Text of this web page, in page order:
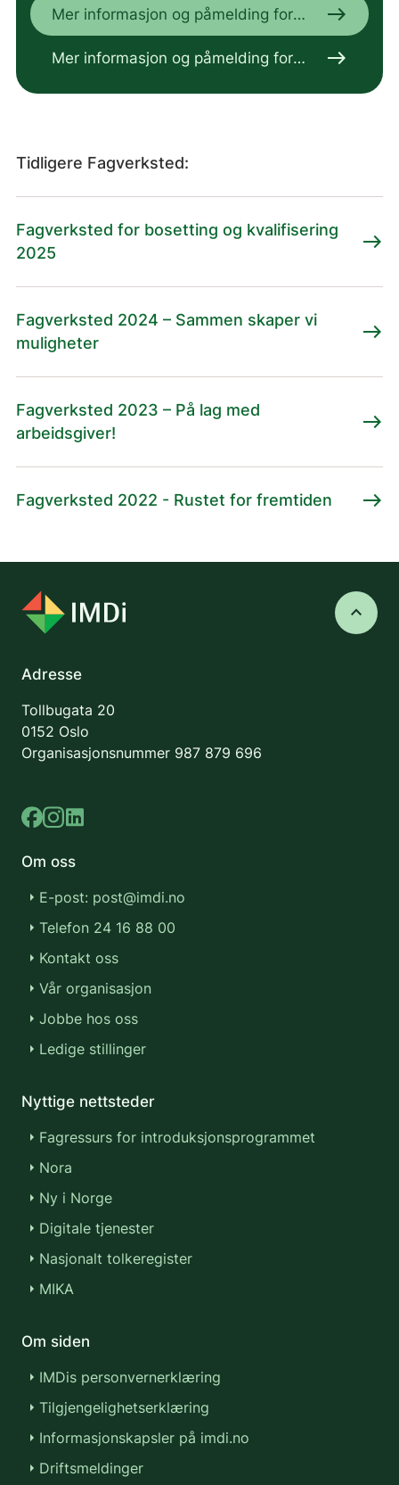
Mer informasjon og påmelding for
3.-4. september
east
Mer informasjon og påmelding for
east
Tidligere Fagverksted:
Fagverksted for bosetting og kvalifisering
2025
east
Fagverksted 2024 – Sammen skaper vi
muligheter
east
Fagverksted 2023 – På lag med
arbeidsgiver!
east
Fagverksted 2022 - Rustet for fremtiden east
keyboard_arrow_up
Adresse
Tollbugata 20
0152 Oslo
Organisasjonsnummer 987 879 696
Om oss
E-post: post@imdi.no
Telefon 24 16 88 00
Kontakt oss
Vår organisasjon
Jobbe hos oss
Ledige stillinger
Nyttige nettsteder
Fagressurs for introduksjonsprogrammet
Nora
Ny i Norge
Digitale tjenester
Nasjonalt tolkeregister
MIKA
Om siden
IMDis personvernerklæring
Tilgjengelighetserklæring
Informasjonskapsler på imdi.no
Driftsmeldinger